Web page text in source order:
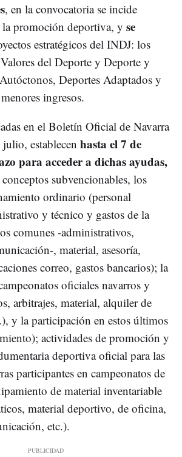
, en la convocatoria se incide
la promoción deportiva, y se
estratégicos del INDJ: los
del Deporte y Deporte y
Deportes Adaptados y
ingresos.
en el Boletín Oficial de Navarra
establecen hasta el 7 de
para acceder a dichas ayudas,
subvencionables, los
ordinario (personal
y técnico y gastos de la
comunes -administrativos,
, material, asesoría,
correo, gastos bancarios); la
oficiales navarros y
arbitrajes, material, alquiler de
y la participación en estos últimos
actividades de promoción y
deportiva oficial para las
participantes en campeonatos de
de material inventariable
material deportivo, de oficina,
etc.).